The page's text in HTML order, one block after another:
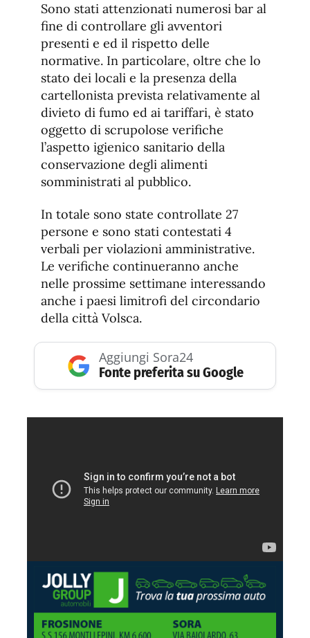
Sono stati attenzionati numerosi bar al
fine di controllare gli avventori
presenti e ed il rispetto delle
normative. In particolare, oltre che lo
stato dei locali e la presenza della
cartellonista prevista relativamente al
divieto di fumo ed ai tariffari, è stato
oggetto di scrupolose verifiche
l’aspetto igienico sanitario della
conservazione degli alimenti
somministrati al pubblico.
In totale sono state controllate 27
persone e sono stati contestati 4
verbali per violazioni amministrative.
Le verifiche continueranno anche
nelle prossime settimane interessando
anche i paesi limitrofi del circondario
della città Volsca.
Aggiungi Sora24
Fonte preferita su Google